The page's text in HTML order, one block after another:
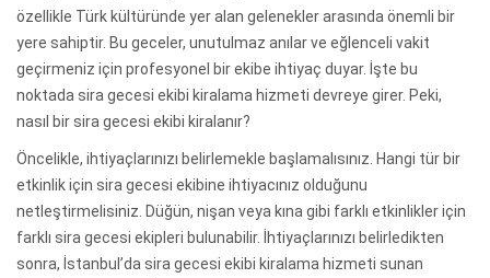
özellikle Türk kültüründe yer alan gelenekler arasında önemli bir
yere sahiptir. Bu geceler, unutulmaz anılar ve eğlenceli vakit
geçirmeniz için profesyonel bir ekibe ihtiyaç duyar. İşte bu
noktada sira gecesi ekibi kiralama hizmeti devreye girer. Peki,
nasıl bir sira gecesi ekibi kiralanır?
Öncelikle, ihtiyaçlarınızı belirlemekle başlamalısınız. Hangi tür bir
etkinlik için sira gecesi ekibine ihtiyacınız olduğunu
netleştirmelisiniz. Düğün, nişan veya kına gibi farklı etkinlikler için
farklı sira gecesi ekipleri bulunabilir. İhtiyaçlarınızı belirledikten
sonra, İstanbul’da sira gecesi ekibi kiralama hizmeti sunan